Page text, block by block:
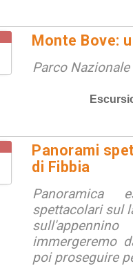
Monte Bove:
Parco
Panorami
di Fibbia
Panoramica
spettacolari sul
immergeremo
poi proseguire